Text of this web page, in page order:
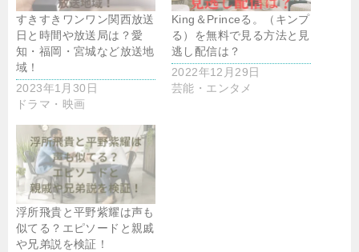
すきすきワンワン関西放送
日と時間や放送局は？愛
知・福岡・宮城など放送地
域！
2023年1月30日
ドラマ・映画
King＆Princeる。（キンプ
る）を無料で見る方法と見
逃し配信は？
2022年12月29日
芸能・エンタメ
浮所飛貴と平野紫耀は声も
似てる？エピソードと親戚
や兄弟説を検証！